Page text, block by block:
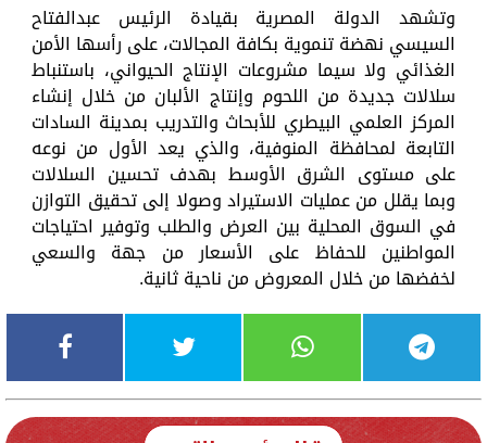
وتشهد الدولة المصرية بقيادة الرئيس عبدالفتاح
السيسي نهضة تنموية بكافة المجالات، على رأسها الأمن
الغذائي ولا سيما مشروعات الإنتاج الحيواني، باستنباط
سلالات جديدة من اللحوم وإنتاج الألبان من خلال إنشاء
المركز العلمي البيطري للأبحاث والتدريب بمدينة السادات
التابعة لمحافظة المنوفية، والذي يعد الأول من نوعه
على مستوى الشرق الأوسط بهدف تحسين السلالات
وبما يقلل من عمليات الاستيراد وصولا إلى تحقيق التوازن
في السوق المحلية بين العرض والطلب وتوفير احتياجات
المواطنين للحفاظ على الأسعار من جهة والسعي
لخفضها من خلال المعروض من ناحية ثانية.